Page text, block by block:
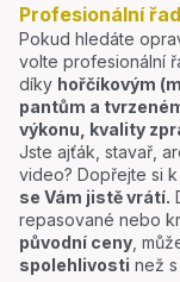
Profesionální
Pokud hledáte
volte profesionální
díky hořčíkovým
pantům a
výkonu, kvality
Jste ajťák, stavař,
video? Dopřejte si
se Vám jistě vrátí.
repasované nebo
původní ceny ,
spolehlivosti než